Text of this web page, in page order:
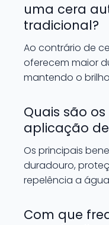
uma cera
tradicional?
Ao contrário de
oferecem maior
mantendo o
Quais são
aplicação
Os principais
duradouro,
repelência a
Com que